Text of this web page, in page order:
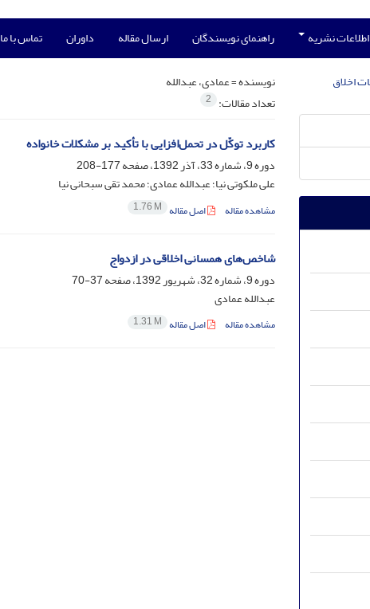
اطلاعات نشریه راهنمای نویسندگان ارسال مقاله داوران تماس با ما
نویسنده =عمادی، عبدالله
تعداد مقالات: 2
کاربرد توکّل در تحمل‌افزایی با تأکید بر مشکلات خانواده
دوره 9، شماره 33، آذر 1392، صفحه
177-208
علی ملکوتی نیا؛ عبدالله عمادی؛ محمد تقی سبحانی نیا
مشاهده مقاله اصل مقاله 1.76 M
شاخص‌های همسانی اخلاقی در ازدواج
دوره 9، شماره 32، شهریور 1392، صفحه
37-70
عبدالله عمادی
مشاهده مقاله اصل مقاله 1.31 M